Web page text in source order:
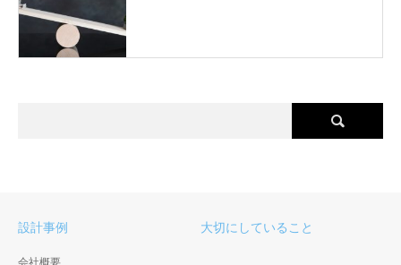
設計事例
会社概要
大切にしていること